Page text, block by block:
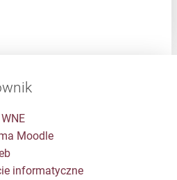
Moodle
informatyczne